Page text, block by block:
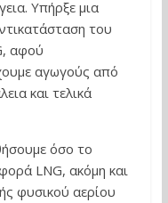
Υπήρξε μια
του
αφού
αγωγούς από
και τελικά
όσο το
LNG, ακόμη και
φυσικού αερίου